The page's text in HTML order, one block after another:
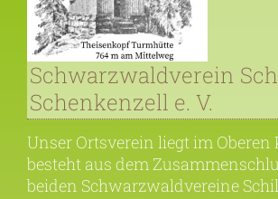
Schwarzwaldverein
Schenkenzell e. V.
Unser Ortsverein liegt im
besteht aus dem
beiden Schwarzwaldvereine